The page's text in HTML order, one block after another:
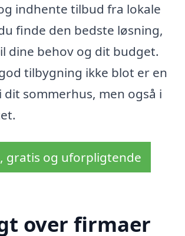
indhente tilbud fra lokale
finde den bedste løsning,
dine behov og dit budget.
tilbygning ikke blot er en
sommerhus, men også i
gratis og uforpligtende
over firmaer